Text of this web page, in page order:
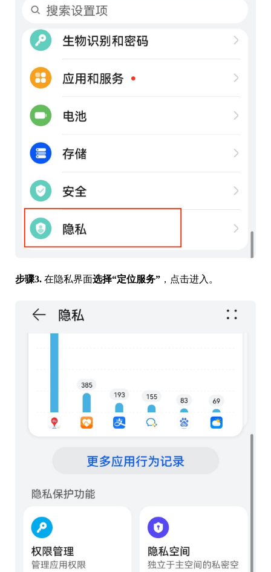
步骤3. 在隐私界面选择“定位服务” ，点击进入。